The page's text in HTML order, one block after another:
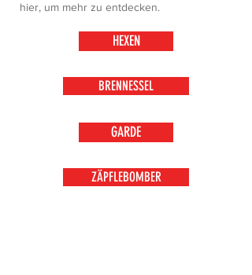
hier, um mehr zu entdecken.
HEXEN
BRENNESSEL
GARDE
ZÄPFLEBOMBER